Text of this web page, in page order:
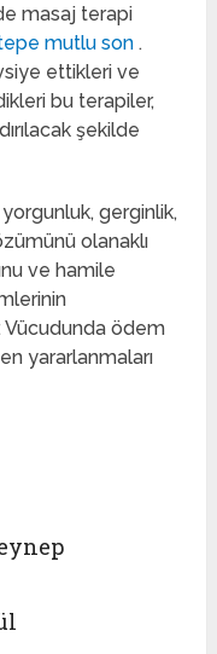
masaj terapi
mutlu son.
ettikleri ve
bu terapiler,
şekilde
gerginlik,
olanaklı
ve hamile
Vücudunda ödem
yararlanmaları